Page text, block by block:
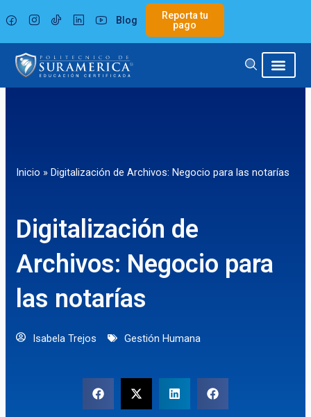
al
contenido
Blog
Reporta tu
pago
Inicio » Digitalización de Archivos: Negocio para las notarías
Digitalización de
Archivos: Negocio para
las notarías
Isabela Trejos Gestión Humana